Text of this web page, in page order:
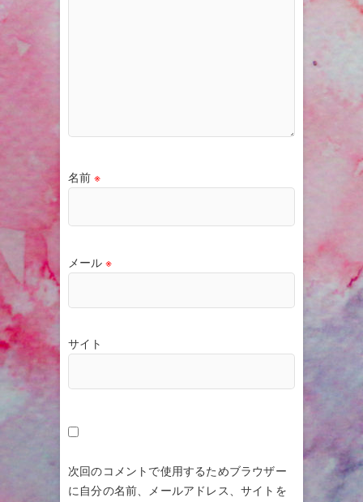
名前 ※
メール ※
サイト
次回のコメントで使用するためブラウザー
に自分の名前、メールアドレス、サイトを